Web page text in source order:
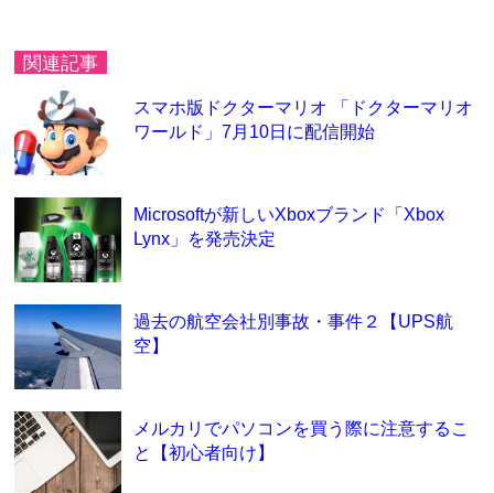
関連記事
スマホ版ドクターマリオ 「ドクターマリオ
ワールド」7月10日に配信開始
Microsoftが新しいXboxブランド「Xbox
Lynx」を発売決定
過去の航空会社別事故・事件２【UPS航
空】
メルカリでパソコンを買う際に注意するこ
と【初心者向け】